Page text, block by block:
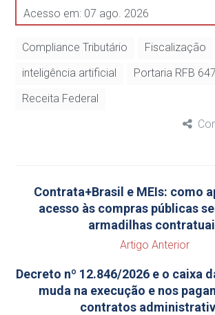
Acesso em: 07 ago. 2026
Compliance Tributário
Fiscalização
inteligência artificial
Portaria RFB 647
Receita Federal
Contrata+Brasil e MEIs: como
acesso às compras públicas
armadilhas
Artigo Anterior
Decreto nº 12.846/2026 e o caixa
muda na execução e nos
contratos